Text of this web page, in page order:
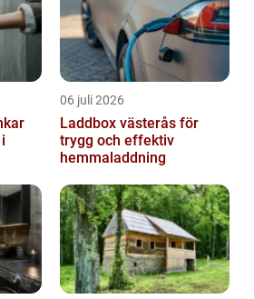
06 juli 2026
Laddbox västerås för
trygg och effektiv
hemmaladdning